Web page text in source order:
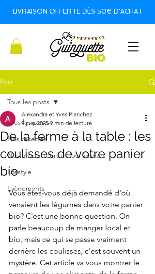
LIVRAISON OFFERTE DÈS 50€ D'ACHAT
Post
Tous les posts
Nos recettes
Nos producteurs et fournisseurs
Lifestyle
Evènements
Tous les posts
De la ferme à la table : les
coulisses de votre panier
bio
Alexandra et Yves Planchez
9 juin 2025 9 min de lecture
Vous êtes-vous déjà demandé d'où
venaient les légumes dans votre panier
bio? C'est une bonne question. On
parle beaucoup de manger local et
bio, mais ce qui se passe vraiment
derrière les coulisses, c'est souvent un
mystère. Cet article va vous montrer le